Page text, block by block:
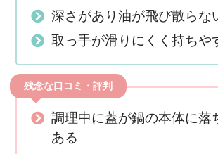
深さがあり油が飛び散らな
取っ手が滑りにくく持ちや
残念な口コミ・評判
調理中に蓋が鍋の本体に落
ある